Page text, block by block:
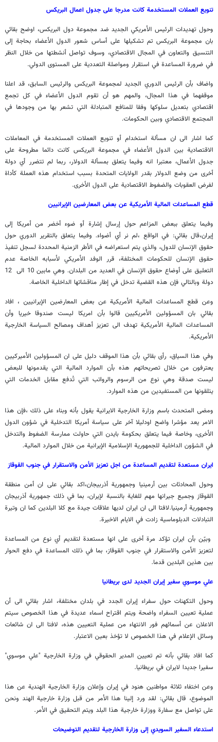
تنويع العملات المستخدمة كانت مدرجا على جدول اعمال البريكس
وحول تهديدات الرئيس الأمريكي الجديد ضد مجموعة دول البريكس، اوضح بقائي
بان مجموعة البريكس تم تشكيلها على أساس شعور الدول الأعضاء بحاجة إلى
التنسيق والتعاون في المجال الاقتصادي، وسوف تواصل أنشطتها من خلال النظر
في ضرورة المساعدة في استقرار ومواصلة التعددية على المستوى الدولي.
واضاف بأن الرئيس الدوري الجديد لمجموعة البريكس والرئيس السابق، قد اعلنا
موقفهما في هذا المجال، والمهم هو أن تقوم الدول الأعضاء في كل تجمع
اقتصادي بتعديل سلوكها وفقا للمنافع المتبادلة التي تشعر بها من وجودها في
المجتمع الاقتصادي وبين الحكومات.
كما اشار الى ان مسألة استخدام أو تنويع العملات المستخدمة في المعاملات
الاقتصادية بين الدول الأعضاء في مجموعة البريكس كانت دائما مطروحة على
جدول الأعمال، معتبرا انه وفيما يتعلق بمسألة الدولار، ربما لم تتضرر أي دولة
أخرى من وضع الدولار بقدر الولايات المتحدة بسبب استخدام هذه العملة كأداة
لفرض العقوبات والضغوط الاقتصادية على الدول الأخرى.
قطع المساعدات المالية الأمريكية عن بعض المعارضين الإيرانيين
وفيما يتعلق ببعض المزاعم حول إرسال إشارة أو ضوء أخضر من أمريكا إلى
إيران،قال بقائي: في الواقع ،لم نر أي أضواء. وفيما يتعلق بالتقرير الدوري حول
حقوق الإنسان للدول، والذي يتم استعراضه في الأطر الزمنية المحددة لسجل تنفيذ
حقوق الإنسان للحكومات المختلفة، قرر الوفد الأمريكي لأسبابه الخاصة عدم
التعليق على أوضاع حقوق الإنسان في العديد من البلدان. وهي مابين 10 الى 12
دولة وبالتالي فإن هذه القضية تدخل في إطار مناقشاتها الداخلية الخاصة.
وعن قطع المساعدات المالية الأمريكية عن بعض المعارضين الإيرانيين ، افاد
بقائي بان المسؤولين الأمريكيين قالوا بأن امريكا ليست صندوقا خيريا وأن
المساعدات المالية الأمريكية تهدف الى تعزيز أهداف ومصالح السياسة الخارجية
الأمريكية.
وفي هذا السياق، رأى بقائي بأن هذا الموقف دليل على ان المسؤولين الأميركيين
يعترفون من خلال تصريحاتهم هذه بأن الموارد المالية التي يقدمونها للبعض
ليست صدقة وهي نوع من الرسوم والرواتب التي تُدفع مقابل الخدمات التي
يتلقونها من المستفيدين من هذه الموارد.
ومضى المتحدث باسم وزارة الخارجية الايرانية يقول بأنه وبناء على ذلك ،فإن هذا
الامر يعد مؤشرا واضح اودليلا آخر على سياسة أمريكا التدخلية في شؤون الدول
الأخرى، وخاصة فيما يتعلق بحكومة بايدن التي حاولت ممارسة الضغوط والتدخل
في الشؤون الداخلية للجمهورية الإسلامية الإيرانية من خلال الموارد المالية.
ايران مستعدة لتقديم المساعدة من اجل تعزيز الأمن والاستقرار في جنوب القوقاز
وحول المحادثات بين أرمينيا وجمهورية أذربيجان،اكد بقائي على ان أمن منطقة
القوقاز وجميع جيرانها مهم للغاية بالنسبة لإيران، بما في ذلك جمهورية أذربيجان
وجمهورية أرمينيا.لافتا الى ان ايران لديها علاقات جيدة مع كلا البلدين كما ان وتيرة
التبادلات الدبلوماسية زادت في الايام الاخيرة.
وبيّن بأن ايران تؤكد مرة أخرى على انها مستعدة لتقديم أي نوع من المساعدة
لتعزيز الأمن والاستقرار في جنوب القوقاز، بما في ذلك المساعدة في دفع الحوار
بين هذين البلدين قدما.
علي موسوي سفير إيران الجديد لدى بريطانيا
وحول التكهنات حول سفراء إيران الجدد في بلدان مختلفة، اشار بقائي الى أن
عملية تعيين السفراء واضحة ويتم اقتراح اسماء عديدة في هذا الخصوص سيتم
الاعلان عن أسمائهم فور الانتهاء من عملية التعيين هذه، لافتا الى ان شائعات
وسائل الإعلام في هذا الخصوص لا تؤخذ بعين الاعتبار.
كما افاد بقائي بأنه تم تعيين المدير الحقوقي في وزارة الخارجية "علي موسوي"
سفيرا جديدا لايران في بريطانيا.
وعن اختفاء ثلاثة مواطنين هنود في إيران وإعلان وزارة الخارجية الهندية عن هذا
الموضوع، قال بقائي: لقد ورد إلينا هذا الأمر من قبل وزارة خارجية الهند ونحن
على تواصل مع سفارة ووزارة خارجية هذا البلد ويتم التحقيق في الأمر.
استدعاء السفير السويدي إلى وزارة الخارجية لتقديم التوضيحات